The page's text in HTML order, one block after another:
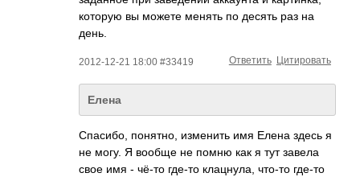
которую вы можете менять по десять раз на
день.
2012-12-21 18:00 #33419 Цитировать
Ответить
Елена
Спасибо, понятно, изменить имя Елена здесь я
не могу. Я вообще не помню как я тут завела
свое имя - чё-то где-то клацнула, что-то где-то